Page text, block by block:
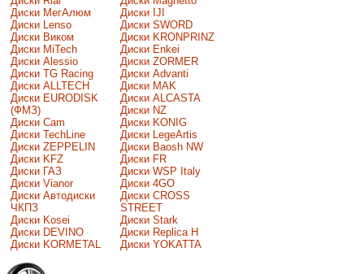
Диски МегАлюм
Диски Lenso
Диски Виком
Диски MiTech
Диски Alessio
Диски TG Racing
Диски ALLTECH
Диски EURODISK
(ФМЗ)
Диски Cam
Диски TechLine
Диски ZEPPELIN
Диски KFZ
Диски ГАЗ
Диски Vianor
Диски Автодиски
ЧКПЗ
Диски Kosei
Диски DEVINO
Диски KORMETAL
Диски IJI
Диски SWORD
Диски KRONPRINZ
Диски Enkei
Диски ZORMER
Диски Advanti
Диски MAK
Диски ALCASTA
Диски NZ
Диски KONIG
Диски LegeArtis
Диски Baosh NW
Диски FR
Диски WSP Italy
Диски 4GO
Диски CROSS
STREET
Диски Stark
Диски Replica H
Диски YOKATTA